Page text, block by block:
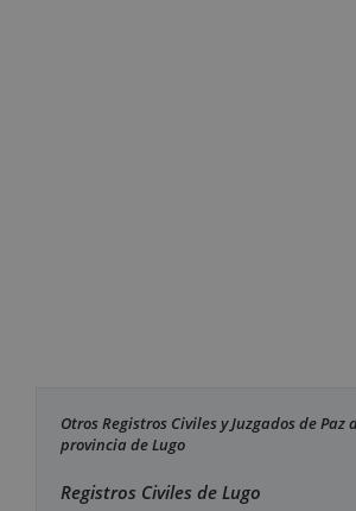
Otros Registros Civiles y Juzgados de Paz
provincia de Lugo
Registros Civiles de Lugo